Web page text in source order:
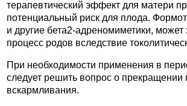
терапевтический эффект для матери
потенциальный риск для плода.
и другие бета2-адреномиметики, может
процесс родов вследствие
При необходимости применения в
следует решить вопрос о прекращении
вскармливания.